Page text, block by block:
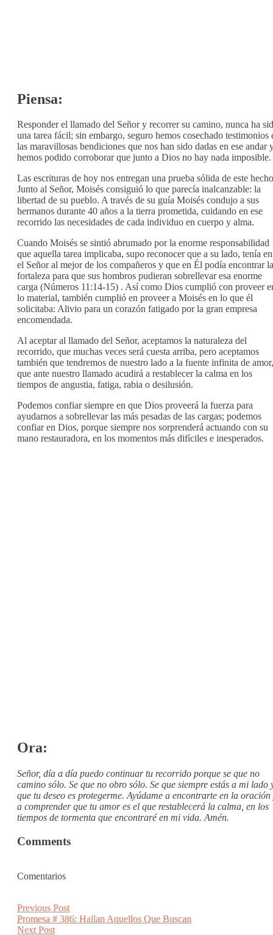
Piensa:
Responder el llamado del Señor y recorrer su camino, nunca ha
una tarea fácil; sin embargo, seguro hemos cosechado testimonios
las maravillosas bendiciones que nos han sido dadas en ese andar
hemos podido corroborar que junto a Dios no hay nada imposible.
Las escrituras de hoy nos entregan una prueba sólida de este
Junto al Señor, Moisés consiguió lo que parecía inalcanzable: la
libertad de su pueblo. A través de su guía Moisés condujo a sus
hermanos durante 40 años a la tierra prometida, cuidando en ese
recorrido las necesidades de cada individuo en cuerpo y alma.
Cuando Moisés se sintió abrumado por la enorme responsabilidad
que aquella tarea implicaba, supo reconocer que a su lado, tenía en
el Señor al mejor de los compañeros y que en Él podía encontrar la
fortaleza para que sus hombros pudieran sobrellevar esa enorme
carga (Números 11:14-15) . Así como Dios cumplió con proveer
lo material, también cumplió en proveer a Moisés en lo que él
solicitaba: Alivio para un corazón fatigado por la gran empresa
encomendada.
Al aceptar al llamado del Señor, aceptamos la naturaleza del
recorrido, que muchas veces será cuesta arriba, pero aceptamos
también que tendremos de nuestro lado a la fuente infinita de amor,
que ante nuestro llamado acudirá a restablecer la calma en los
tiempos de angustia, fatiga, rabia o desilusión.
Podemos confiar siempre en que Dios proveerá la fuerza para
ayudarnos a sobrellevar las más pesadas de las cargas; podemos
confiar en Dios, porque siempre nos sorprenderá actuando con su
mano restauradora, en los momentos más difíciles e inesperados.
Ora:
Señor, día a día puedo continuar tu recorrido porque se que no
camino sólo. Se que no obro sólo. Se que siempre estás a mi lado
que tu deseo es protegerme. Ayúdame a encontrarte en la oración
a comprender que tu amor es el que restablecerá la calma, en los
tiempos de tormenta que encontraré en mi vida. Amén.
Comments
Comentarios
Post
navigation
Previous PostPrevious
post:
Promesa # 386: Hallan Aquellos Que Buscan
Next PostNext